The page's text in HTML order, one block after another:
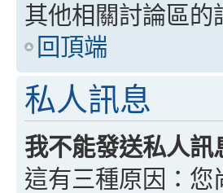
其他相關討論區的
回頂端
私人訊息
我不能發送私人訊
這有三種原因：